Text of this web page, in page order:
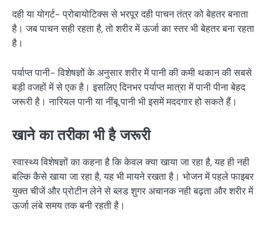
दही या योगर्ट- प्रोबायोटिक्स से भरपूर दही पाचन तंत्र को बेहतर बनाता
है। जब पाचन सही रहता है, तो शरीर में ऊर्जा का स्तर भी बेहतर बना रहता
है।
पर्याप्त पानी- विशेषज्ञों के अनुसार शरीर में पानी की कमी थकान की सबसे
बड़ी वजहों में से एक है। इसलिए दिनभर पर्याप्त मात्रा में पानी पीना बेहद
जरूरी है। नारियल पानी या नींबू पानी भी इसमें मददगार हो सकते हैं।
खाने का तरीका भी है जरूरी
स्वास्थ्य विशेषज्ञों का कहना है कि केवल क्या खाया जा रहा है, यह ही नही
बल्कि कैसे खाया जा रहा है, यह भी मायने रखता है। भोजन में पहले फाइबर
युक्त चीजें और प्रोटीन लेने से ब्लड शुगर अचानक नही बढ़ता और शरीर में
ऊर्जा लंबे समय तक बनी रहती है।